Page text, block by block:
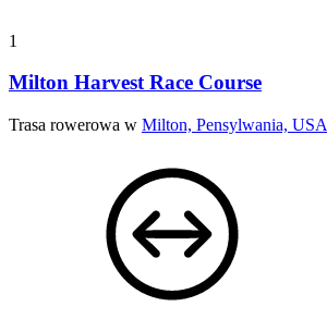
1
Milton Harvest Race Course
Trasa rowerowa w Milton, Pensylwania, USA